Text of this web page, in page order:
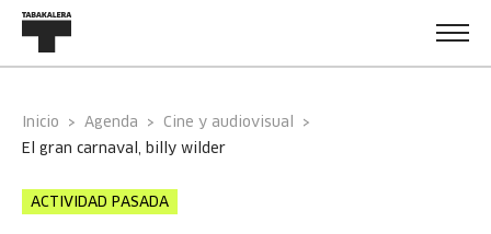
Inicio Agenda
Cine y audiovisual
el gran carnaval, billy wilder
ACTIVIDAD PASADA